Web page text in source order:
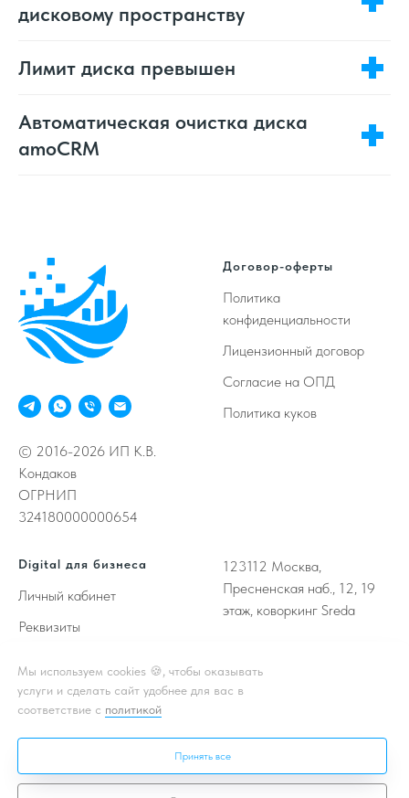
дисковому пространству
Лимит диска превышен
Автоматическая очистка диска
amoCRM
© 2016-2026 ИП К.В.
Кондаков
ОГРНИП
324180000000654
Договор-оферты
Политика
конфиденциальности
Лицензионный договор
Согласие на ОПД
Политика куков
Digital для бизнеса
Личный кабинет
Реквизиты
NDA
123112 Москва,
Пресненская наб., 12, 19
этаж, коворкинг Sreda
Мы используем cookies 🍪, чтобы оказывать
услуги и сделать сайт удобнее для вас в
соответствие с политикой
Принять все